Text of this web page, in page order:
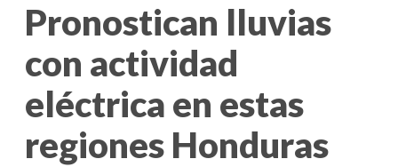
Pronostican lluvias
con actividad
eléctrica en estas
regiones Honduras